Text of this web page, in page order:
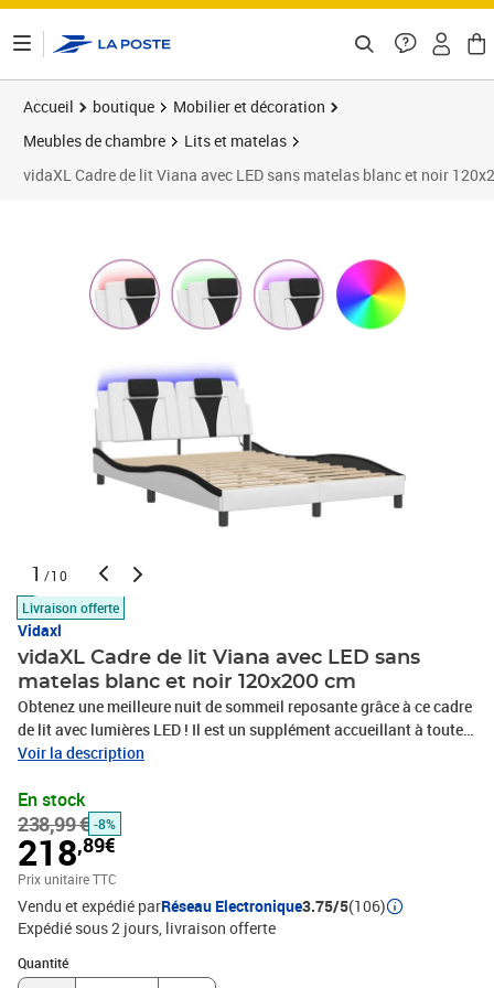
Accueil boutique
Mobilier et décoration
Meubles de chambre
Lits et matelas
vidaXL Cadre de lit Viana avec LED sans matelas blanc et noir
1 /10
Livraison offerte
Vidaxl
vidaXL Cadre de lit Viana avec LED sans
matelas blanc et noir 120x200 cm
Obtenez une meilleure nuit de sommeil reposante grâce à ce cadre
de lit avec lumières LED ! Il est un supplément accueillant à toute
chambre à coucher. Similicuir durable : le similicuir de qualité
ce qui le rend facile à nettoyer avec un chiffon humide. La surface
lisse donne également un aspect luxueux et la beauté du cuir
véritable.Lattes de contreplaqué : les lattes de contreplaqué
assurent une bonne répartition du poids, garantissant que le
matelas reste en place à chaque torsion de votre corps pendant le
sommeil. Excellent soutien : l'oreiller de tête de lit est rembourré
avec de la mousse pour un confort ultra doux et optimal vous offre
un excellent soutien du dos lorsque vous êtes assis dans votre lit
Voir la description
En stock
238,99 € -8%
218,89€
Prix unitaire TTC
Vendu et expédié parRéseau Electronique3.75/5(106)
Expédié sous 2 jours livraison offerte
Quantité
Quantité : 1